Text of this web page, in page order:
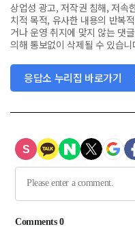
상업성 광고, 저작권 침해, 저속
치적 목적, 유사한 내용의 반복
거나 운영 취지에 맞지 않는 댓
의해 통보없이 삭제될 수 있습니
응답소 누리집 바로가기